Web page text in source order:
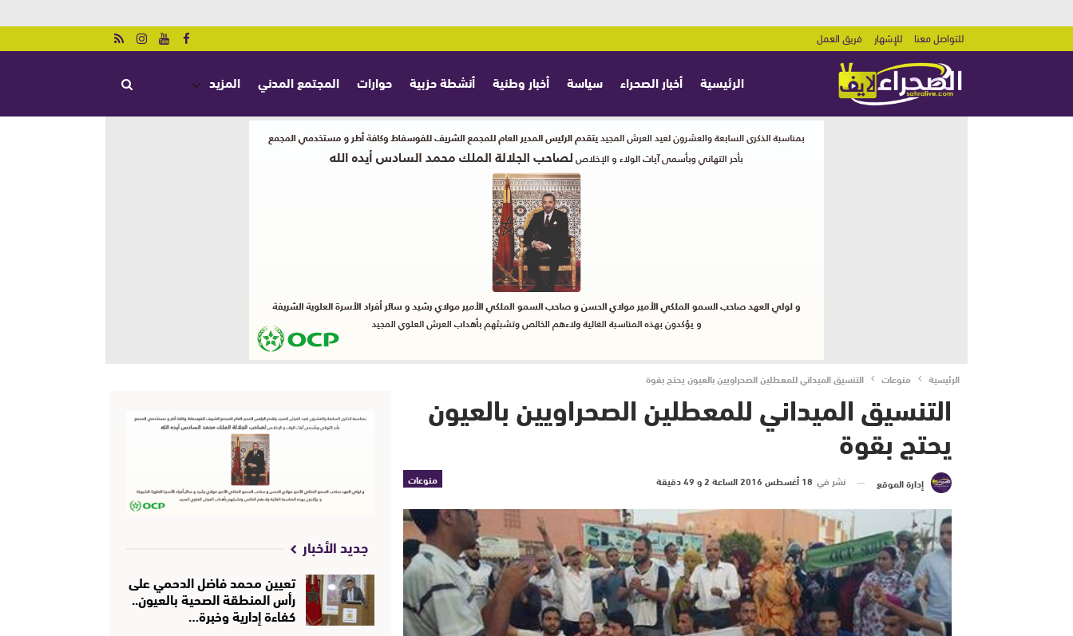
للتواصل معنا للإشهار فريق العمل
الرئيسية أخبار الصحراء سياسة أخبار وطنية أنشطة حزبية حوارات المجتمع المدني المزيد
الرئيسية منوعات التنسيق الميداني للمعطلين الصحراويين بالعيون يحتج بقوة
التنسيق الميداني للمعطلين الصحراويين بالعيون
يحتج بقوة
منوعات إدارة الموقع نشر في 18 أغسطس 2016 الساعة 2 و 49 دقيقة
جديد الأخبار
تعيين محمد فاضل الدحمي على
رأس المنطقة الصحية بالعيون..
كفاءة إدارية وخبرة…